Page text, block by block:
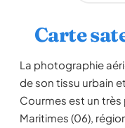
Carte
La photographie
de son tissu urbain
Courmes est un
Maritimes (06),